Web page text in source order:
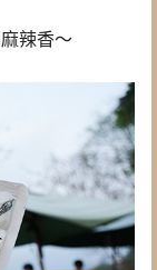
辣香～